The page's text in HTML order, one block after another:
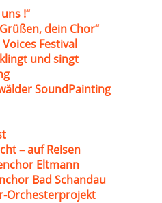
!“
dein Chor“
Festival
und singt
SoundPainting
– auf Reisen
Eltmann
Bad Schandau
Orchesterprojekt